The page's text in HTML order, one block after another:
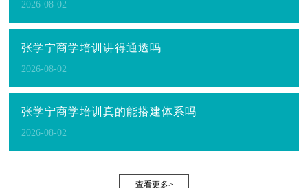
2026-08-02
张学宁商学培训讲得通透吗
2026-08-02
张学宁商学培训真的能搭建体系吗
2026-08-02
查看更多>